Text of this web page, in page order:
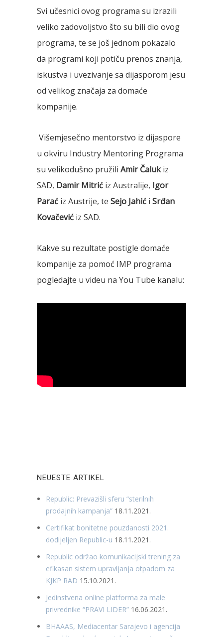
Svi učesnici ovog programa su izrazili
veliko zadovoljstvo što su bili dio ovog
programa, te se još jednom pokazalo
da programi koji potiču prenos znanja,
iskustva i uvezivanje sa dijasporom jesu
od velikog značaja za domaće
kompanije.
Višemjesečno mentorstvo iz dijaspore
u okviru Industry Mentoring Programa
su velikodušno pružili Amir Čalukiz
SAD, Damir Mitrić iz Australije, Igor
Parać iz Austrije, te Sejo Jahić i Srđan
Kovačević iz SAD.
Kakve su rezultate postigle domaće
kompanije za pomoć IMP programa
pogledajte u videu na You Tube kanalu:
NEUESTE ARTIKEL
Republic: Prevazišli sferu “sterilnih
prodajnih kampanja” 18.11.2021.
Certifikat bonitetne pouzdanosti 2021.
dodijeljen Republic-u 18.11.2021.
Republic održao komunikacijski trening za
efikasan sistem upravljanja otpadom za
KJKP RAD 15.10.2021.
Jedinstvena online platforma za male
privrednike “PRAVI LIDER” 16.06.2021.
BHAAAS, Mediacentar Sarajevo i agencija